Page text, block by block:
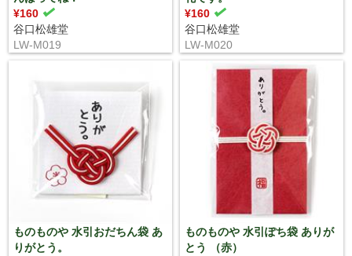
¥160
谷口松雄堂
LW-M019
¥160
谷口松雄堂
LW-M020
ものものや 水引おだちん袋 あ
りがとう。
ものものや 水引ぽち袋 ありが
とう （赤）